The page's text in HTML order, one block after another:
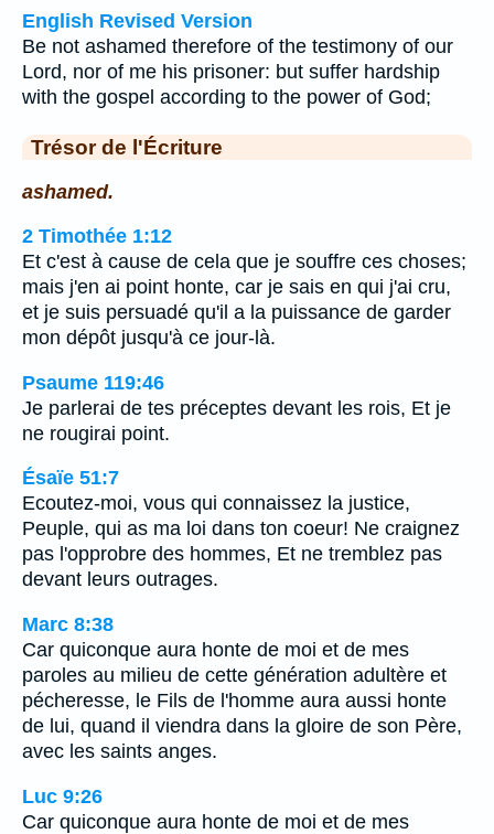
English Revised Version
Be not ashamed therefore of the testimony of our
Lord, nor of me his prisoner: but suffer hardship
with the gospel according to the power of God;
Trésor de l'Écriture
ashamed.
2 Timothée 1:12
Et c'est à cause de cela que je souffre ces choses;
mais j'en ai point honte, car je sais en qui j'ai cru,
et je suis persuadé qu'il a la puissance de garder
mon dépôt jusqu'à ce jour-là.
Psaume 119:46
Je parlerai de tes préceptes devant les rois, Et je
ne rougirai point.
Ésaïe 51:7
Ecoutez-moi, vous qui connaissez la justice,
Peuple, qui as ma loi dans ton coeur! Ne craignez
pas l'opprobre des hommes, Et ne tremblez pas
devant leurs outrages.
Marc 8:38
Car quiconque aura honte de moi et de mes
paroles au milieu de cette génération adultère et
pécheresse, le Fils de l'homme aura aussi honte
de lui, quand il viendra dans la gloire de son Père,
avec les saints anges.
Luc 9:26
Car quiconque aura honte de moi et de mes